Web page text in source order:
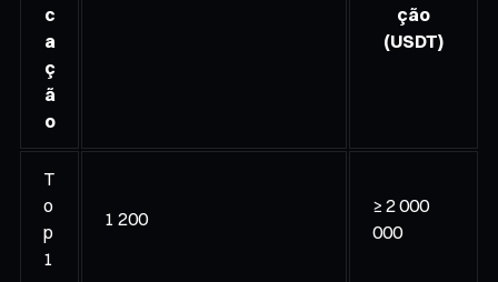
c
a
ç
ã
o
ção
(USDT)
T
o
p
1
1 200
≥ 2 000
000